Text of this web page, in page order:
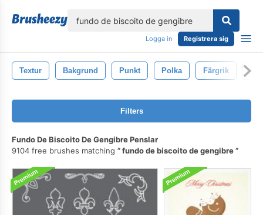
Logga in Registrera sig
Textur Bakgrund Punkt Polka Färgrik
Filters
Fundo De Biscoito De Gengibre Penslar
9104 free brushes matching
fundo de biscoito de gengibre